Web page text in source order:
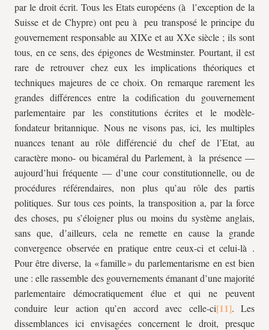
par le droit écrit. Tous les Etats européens (à l’exception de la
Suisse et de Chypre) ont peu à peu transposé le principe du
gouvernement responsable au XIXe et au XXe siècle ; ils sont
tous, en ce sens, des épigones de Westminster. Pourtant, il est
rare de retrouver chez eux les implications théoriques et
techniques majeures de ce choix. On remarque rarement les
grandes différences entre la codification du gouvernement
parlementaire par les constitutions écrites et le modèle-
fondateur britannique. Nous ne visons pas, ici, les multiples
nuances tenant au rôle différencié du chef de l’Etat, au
caractère mono- ou bicaméral du Parlement, à la présence —
aujourd’hui fréquente — d’une cour constitutionnelle, ou de
procédures référendaires, non plus qu’au rôle des partis
politiques. Sur tous ces points, la transposition a, par la force
des choses, pu s’éloigner plus ou moins du système anglais,
sans que, d’ailleurs, cela ne remette en cause la grande
convergence observée en pratique entre ceux-ci et celui-là .
Pour être diverse, la « famille » du parlementarisme en est bien
une : elle rassemble des gouvernements émanant d’une majorité
parlementaire démocratiquement élue et qui ne peuvent
conduire leur action qu’en accord avec celle-ci
. Les
dissemblances ici envisagées concernent le droit, presque